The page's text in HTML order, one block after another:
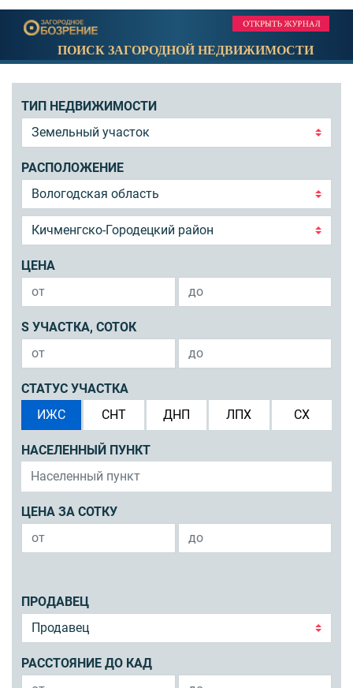
ПОИСК ЗАГОРОДНОЙ НЕДВИЖИМОСТИ
ТИП НЕДВИЖИМОСТИ
РАСПОЛОЖЕНИЕ
ЦЕНА
S УЧАСТКА, СОТОК
СТАТУС УЧАСТКА
ИЖС
СНТ ДНП ЛПХ СХ
НАСЕЛЕННЫЙ ПУНКТ
ЦЕНА ЗА СОТКУ
ПРОДАВЕЦ
РАССТОЯНИЕ ДО КАД